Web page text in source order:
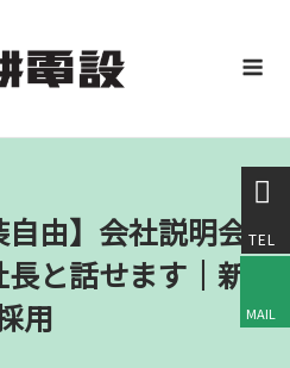
自由】会社説明会を
と話せます｜新卒
用